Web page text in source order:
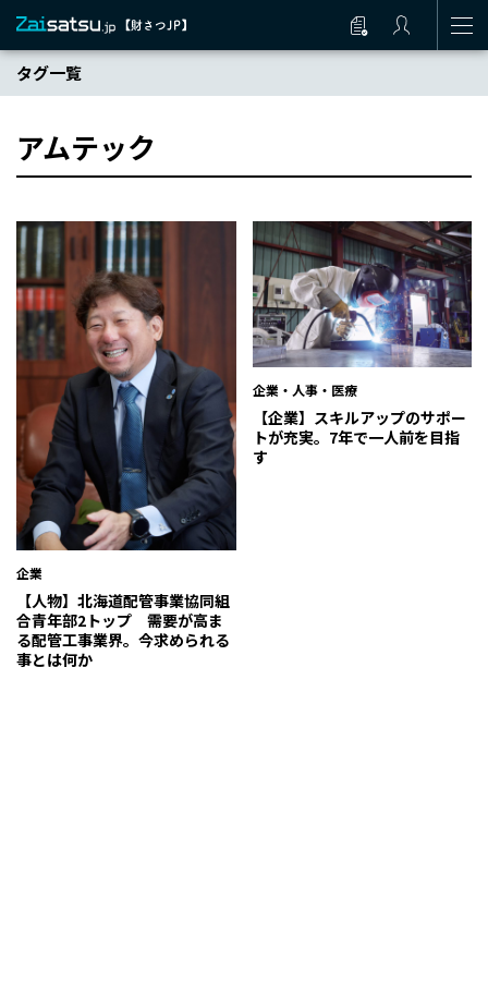
タグ一覧
アムテック
企業
【人物】北海道配管事業協同組
合青年部2トップ 需要が高ま
る配管工事業界。今求められる
事とは何か
企業・人事・医療
【企業】スキルアップのサポー
トが充実。7年で一人前を目指
す